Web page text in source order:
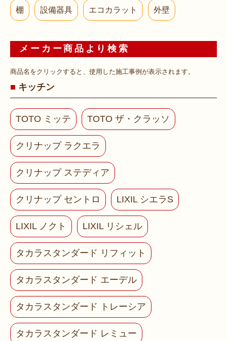
棚 設備器具 エコカラット 外壁
メーカー商品より検索
商品名をクリックすると、使用した施工事例が表示されます。
キッチン
TOTO ミッテ TOTO ザ・クラッソ
クリナップ ラクエラ
クリナップ ステディア
クリナップ セントロ LIXIL シエラS
LIXIL ノクト LIXIL リシェル
タカラスタンダード リフィット
タカラスタンダード エーデル
タカラスタンダード トレーシア
タカラスタンダード レミュー